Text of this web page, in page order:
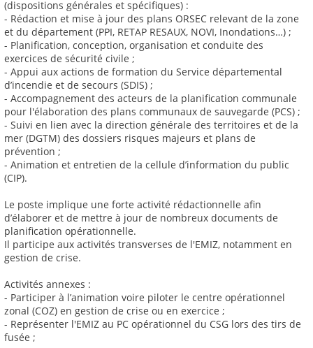
(dispositions générales et spécifiques) :
- Rédaction et mise à jour des plans ORSEC relevant de la zone
et du département (PPI, RETAP RESAUX, NOVI, Inondations…) ;
- Planification, conception, organisation et conduite des
exercices de sécurité civile ;
- Appui aux actions de formation du Service départemental
d’incendie et de secours (SDIS) ;
- Accompagnement des acteurs de la planification communale
pour l'élaboration des plans communaux de sauvegarde (PCS) ;
- Suivi en lien avec la direction générale des territoires et de la
mer (DGTM) des dossiers risques majeurs et plans de
prévention ;
- Animation et entretien de la cellule d’information du public
(CIP).
Le poste implique une forte activité rédactionnelle afin
d’élaborer et de mettre à jour de nombreux documents de
planification opérationnelle.
Il participe aux activités transverses de l'EMIZ, notamment en
gestion de crise.
Activités annexes :
- Participer à l’animation voire piloter le centre opérationnel
zonal (COZ) en gestion de crise ou en exercice ;
- Représenter l'EMIZ au PC opérationnel du CSG lors des tirs de
fusée ;